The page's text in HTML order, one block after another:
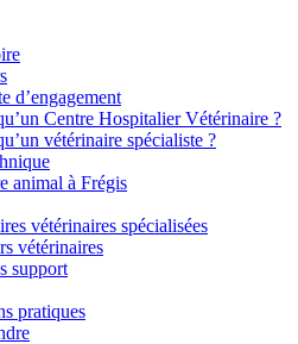
d’engagement
Centre Hospitalier Vétérinaire ?
vétérinaire spécialiste ?
animal à Frégis
vétérinaires spécialisées
vétérinaires
support
pratiques